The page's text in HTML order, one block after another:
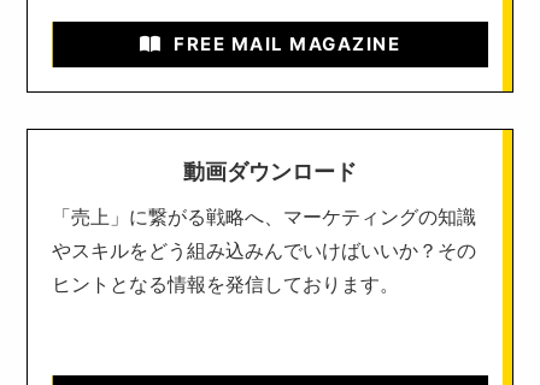
FREE MAIL MAGAZINE
動画ダウンロード
「売上」に繋がる戦略へ、マーケティングの知識
やスキルをどう組み込みんでいけばいいか？その
ヒントとなる情報を発信しております。